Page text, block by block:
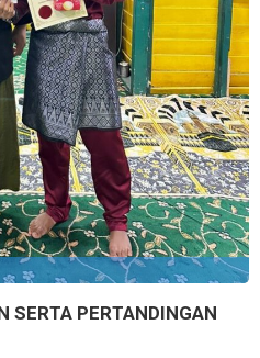
SERTA PERTANDINGAN